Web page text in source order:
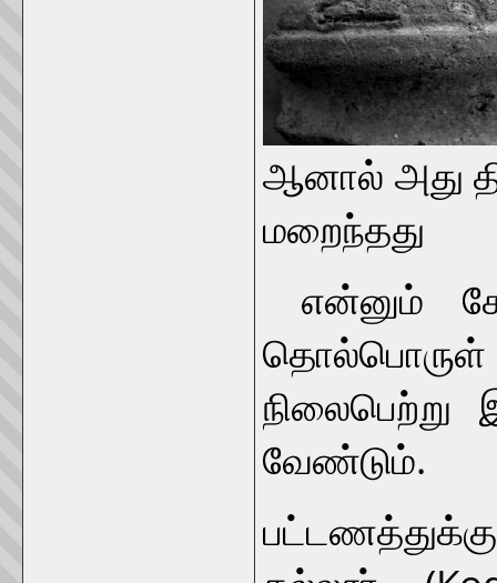
ஆனால் அது
மறைந்தது
என்னும்
நிலைபெற்று
வேண்டும்.